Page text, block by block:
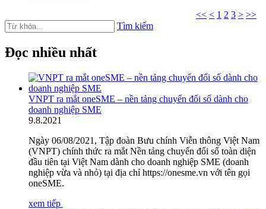
<< < 1 2 3 > >>
Tìm kiếm
Đọc nhiều nhất
VNPT ra mắt oneSME – nền tảng chuyển đổi số dành cho
doanh nghiệp SME
9.8.2021
Ngày 06/08/2021, Tập đoàn Bưu chính Viễn thông Việt Nam
(VNPT) chính thức ra mắt Nền tảng chuyển đổi số toàn diện
đầu tiên tại Việt Nam dành cho doanh nghiệp SME (doanh
nghiệp vừa và nhỏ) tại địa chỉ https://onesme.vn với tên gọi
oneSME.
xem tiếp